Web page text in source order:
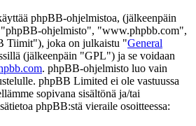
phpBB-ohjelmistoa, (jälkeenpäin
ohjelmisto", "www.phpbb.com",
Tiimit"), joka on julkaistu "General
(jälkeenpäin "GPL") ja se voidaan
. phpBB-ohjelmisto luo vain
phpBB Limited ei ole vastuussa
sopivana sisältönä ja/tai
phpBB:stä vieraile osoitteessa: